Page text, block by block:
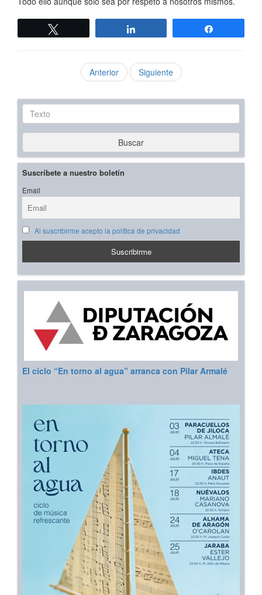
Anterior Siguiente
Texto
Buscar
Suscríbete a nuestro boletín
Email
Al suscribirme acepto la política de privacidad
El ciclo “En torno al agua” arranca con Pilar Armalé